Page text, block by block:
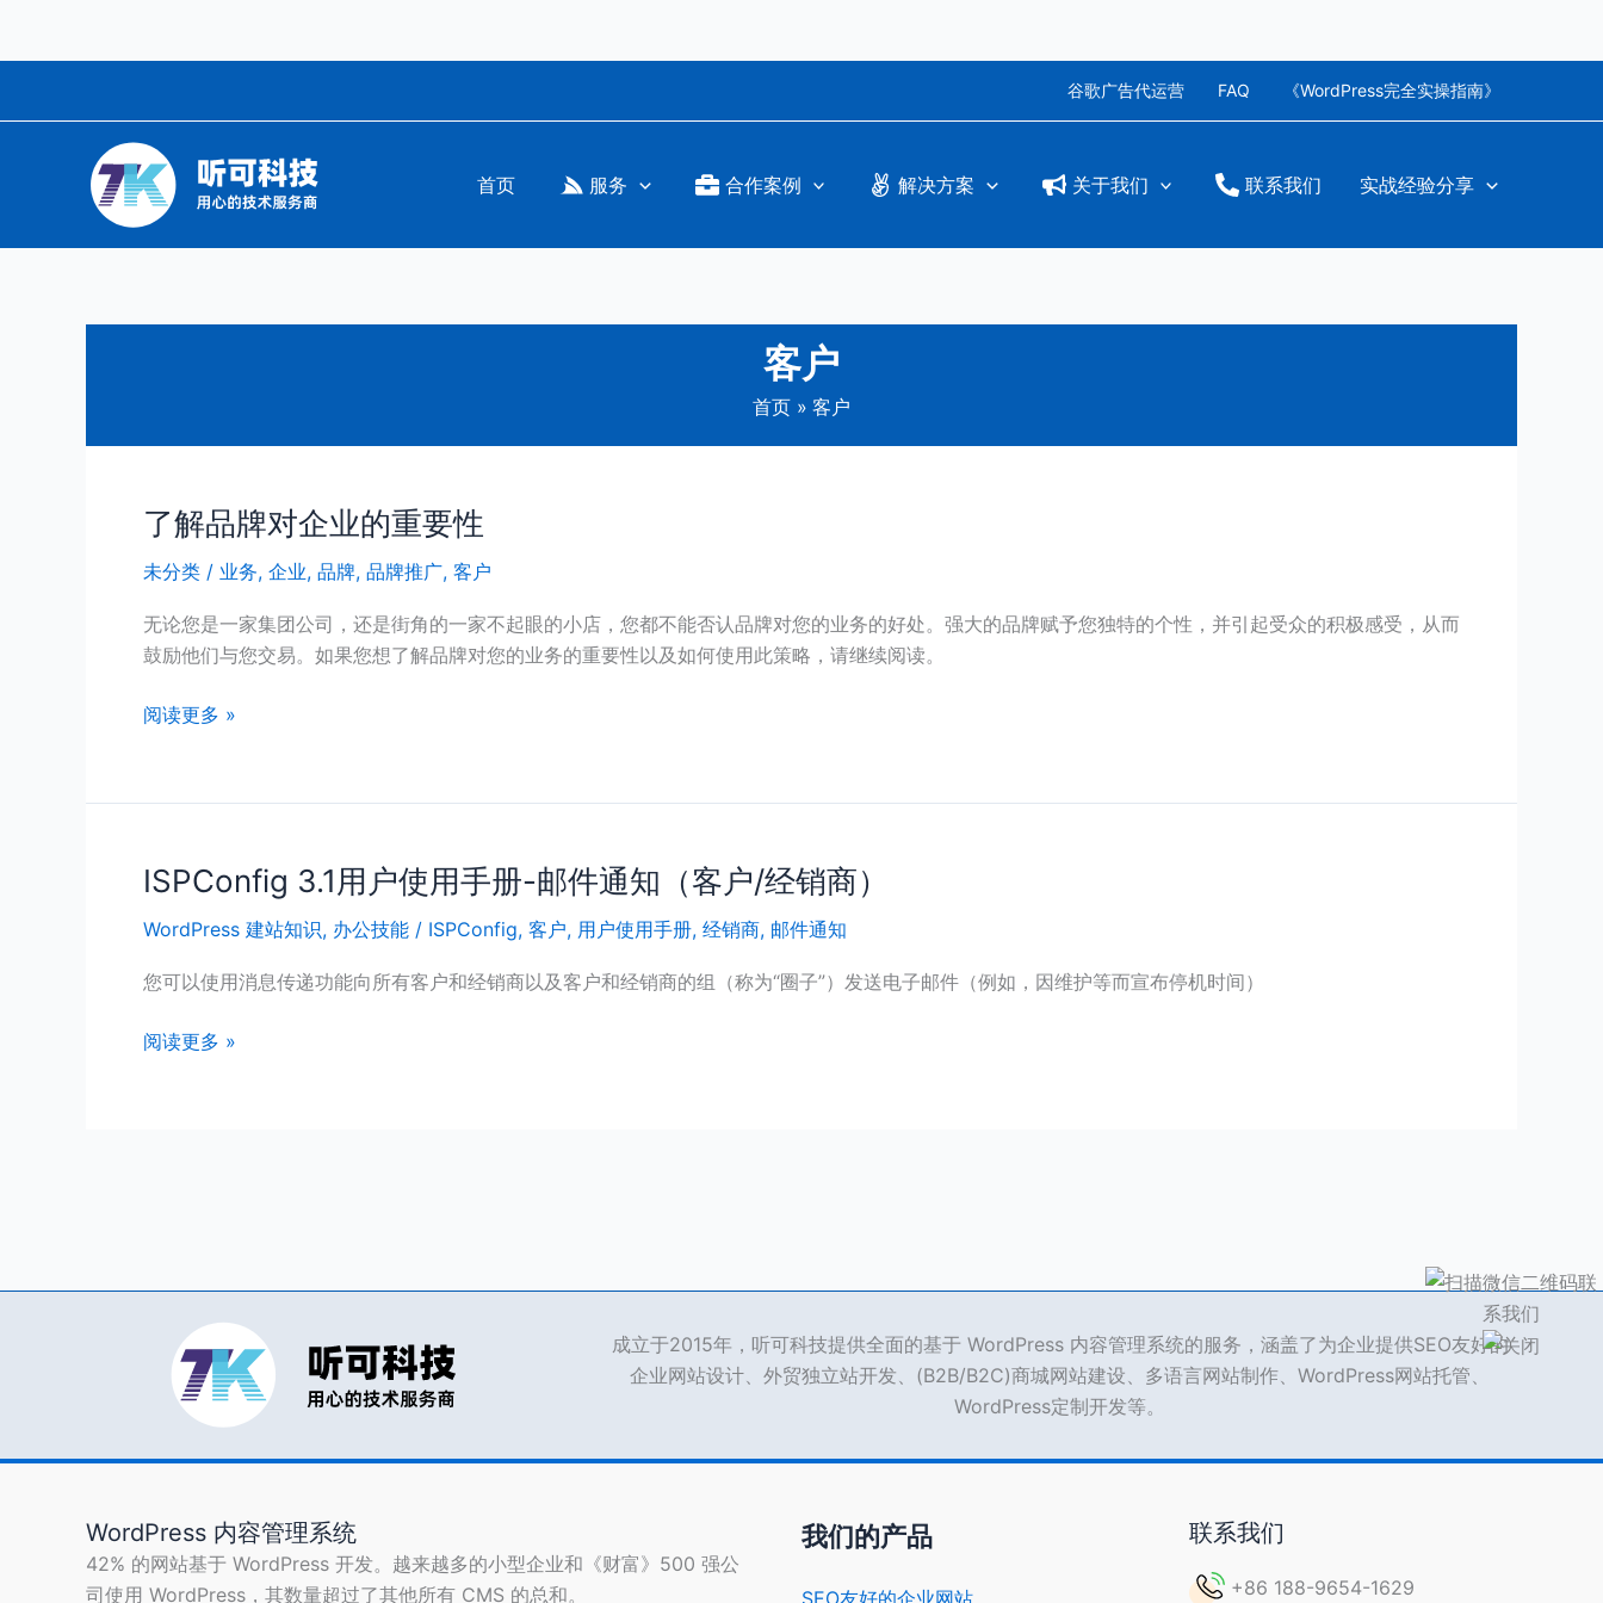
谷歌广告代运营 FAQ 《WordPress完全实操指南》
首页 服务 合作案例 解决方案 关于我们 联系我们 实战经验分享
客户
首页 客户
了解品牌对企业的重要性
未分类 / 业务, 企业, 品牌, 品牌推广, 客户
无论您是一家集团公司，还是街角的一家不起眼的小店，您都不能否认品牌对您的业务的好处。强大的品牌赋予您独特的个性，并引起受众的积极感受，从而
鼓励他们与您交易。如果您想了解品牌对您的业务的重要性以及如何使用此策略，请继续阅读。
了
品
牌
对
业
要
阅读更多 »
ISPConfig 3.1用户使用手册-邮件通知（客户/经销商）
WordPress 建站知识, 办公技能 / ISPConfig, 客户, 用户使用手册, 经销商, 邮件通知
您可以使用消息传递功能向所有客户和经销商以及客户和经销商的组（称为“圈子”）发送电子邮件（例如，因维护等而宣布停机时间）
ISPConfig
用
户
用
阅读更多 »
成立于2015年，听可科技提供全面的基于 WordPress 内容管理系统的服务，涵盖了为企业提供SEO友好的
企业网站设计、外贸独立站开发、(B2B/B2C)商城网站建设、多语言网站制作、WordPress网站托管、
WordPress定制开发等。
WordPress 内容管理系统
42% 的网站基于 WordPress 开发。越来越多的小型企业和《财富》500 强公
司使用 WordPress，其数量超过了其他所有 CMS 的总和。
我们的产品
SEO友好的企业网站
联系我们
+86 188-9654-1629